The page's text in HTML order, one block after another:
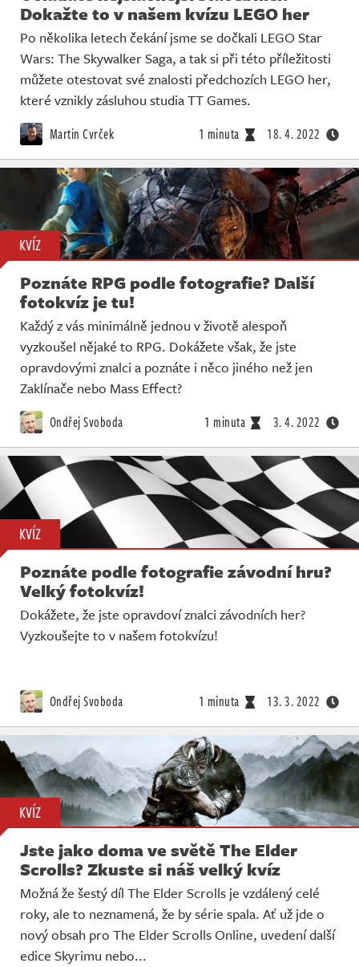
Dokažte to v našem kvízu LEGO her
Po několika letech čekání jsme se dočkali LEGO Star
Wars: The Skywalker Saga, a tak si při této příležitosti
můžete otestovat své znalosti předchozích LEGO her,
které vznikly zásluhou studia TT Games.
Martin Cvrček 1 minuta 18. 4. 2022
KVÍZ
Poznáte RPG podle fotografie? Další
fotokvíz je tu!
Každý z vás minimálně jednou v životě alespoň
vyzkoušel nějaké to RPG. Dokážete však, že jste
opravdovými znalci a poznáte i něco jiného než jen
Zaklínače nebo Mass Effect?
Ondřej Svoboda 1 minuta 3. 4. 2022
KVÍZ
Poznáte podle fotografie závodní hru?
Velký fotokvíz!
Dokážete, že jste opravdoví znalci závodních her?
Vyzkoušejte to v našem fotokvízu!
Ondřej Svoboda 1 minuta 13. 3. 2022
KVÍZ
Jste jako doma ve světě The Elder
Scrolls? Zkuste si náš velký kvíz
Možná že šestý díl The Elder Scrolls je vzdálený celé
roky, ale to neznamená, že by série spala. Ať už jde o
nový obsah pro The Elder Scrolls Online, uvedení další
edice Skyrimu nebo...